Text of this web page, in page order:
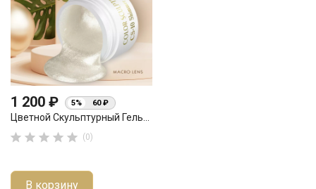
1 200 ₽ 5% 60 ₽
Цветной Скульптурный Гель...
     (0)
В корзину